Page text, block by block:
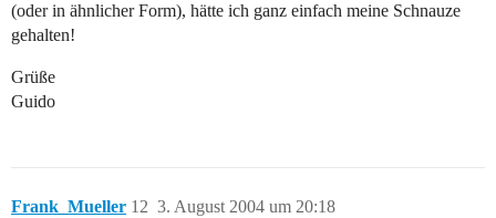
(oder in ähnlicher Form), hätte ich ganz einfach meine Schnauze
gehalten!
Grüße
Guido
Frank_Mueller 3. August 2004 um 20:18
12